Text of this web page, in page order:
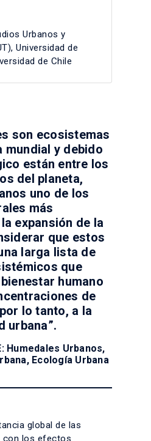
Urbanos y
Universidad de
de Chile
son ecosistemas
mundial y debido
están entre los
del planeta,
uno de los
más
expansión de la
que estos
larga lista de
que
humano
de
lo tanto, a la
urbana”.
Humedales Urbanos,
Ecología Urbana
global de las